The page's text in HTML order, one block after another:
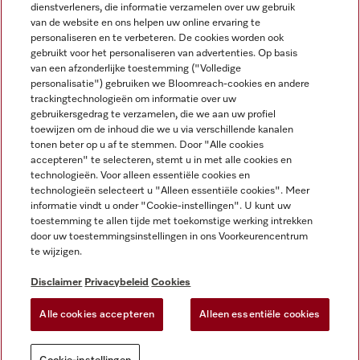
Disclaimer
Algemene voorwaarden en informatie
Privacybeleid
Gebruiksvoorwaarden
Toegankelijkheidsverklaring
Digital Services Act
Cookie-instellingen
Miele op Instagram
Miele op Facebook
Miele op Youtube
dienstverleners, die informatie verzamelen over uw gebruik
van de website en ons helpen uw online ervaring te
personaliseren en te verbeteren. De cookies worden ook
gebruikt voor het personaliseren van advertenties. Op basis
van een afzonderlijke toestemming ("Volledige
personalisatie") gebruiken we Bloomreach-cookies en andere
trackingtechnologieën om informatie over uw
gebruikersgedrag te verzamelen, die we aan uw profiel
toewijzen om de inhoud die we u via verschillende kanalen
tonen beter op u af te stemmen. Door "Alle cookies
accepteren" te selecteren, stemt u in met alle cookies en
technologieën. Voor alleen essentiële cookies en
technologieën selecteert u "Alleen essentiële cookies". Meer
informatie vindt u onder "Cookie-instellingen". U kunt uw
toestemming te allen tijde met toekomstige werking intrekken
door uw toestemmingsinstellingen in ons Voorkeurencentrum
te wijzigen.
Disclaimer Privacybeleid Cookies
Alle cookies accepteren Alleen essentiële cookies